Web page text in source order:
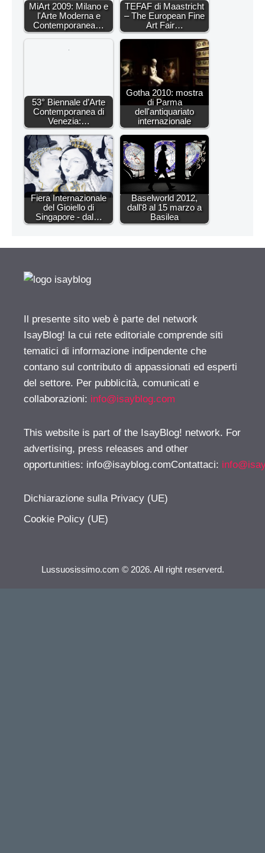
MiArt 2009: Milano e
l'Arte Moderna e
Contemporanea…
TEFAF di Maastricht
– The European Fine
Art Fair…
53° Biennale d’Arte
Contemporanea di
Venezia:…
Gotha 2010: mostra
di Parma
dell'antiquariato
internazionale
Fiera Internazionale
del Gioiello di
Singapore - dal…
Baselworld 2012,
dall'8 al 15 marzo a
Basilea
Il presente sito web è parte del network
IsayBlog! la cui rete editoriale comprende siti
tematici di informazione indipendente che
contano sul contributo di appassionati ed esperti
del settore. Per pubblicità, comunicati e
collaborazioni: info@isayblog.com
This website is part of the IsayBlog! network. For
advertising, press releases and other
opportunities: info@isayblog.comContattaci:
Dichiarazione sulla Privacy (UE)
Cookie Policy (UE)
Lussuosissimo.com © 2026. All right reserverd.